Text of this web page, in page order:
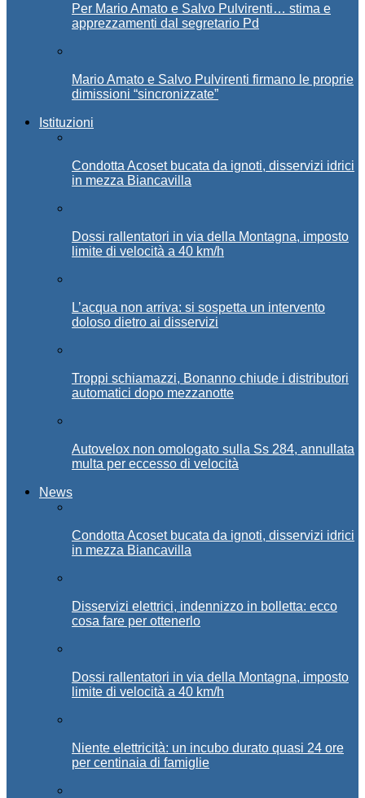
Per Mario Amato e Salvo Pulvirenti… stima e
apprezzamenti dal segretario Pd
Mario Amato e Salvo Pulvirenti firmano le proprie
dimissioni “sincronizzate”
Istituzioni
Condotta Acoset bucata da ignoti, disservizi idrici
in mezza Biancavilla
Dossi rallentatori in via della Montagna, imposto
limite di velocità a 40 km/h
L’acqua non arriva: si sospetta un intervento
doloso dietro ai disservizi
Troppi schiamazzi, Bonanno chiude i distributori
automatici dopo mezzanotte
Autovelox non omologato sulla Ss 284, annullata
multa per eccesso di velocità
News
Condotta Acoset bucata da ignoti, disservizi idrici
in mezza Biancavilla
Disservizi elettrici, indennizzo in bolletta: ecco
cosa fare per ottenerlo
Dossi rallentatori in via della Montagna, imposto
limite di velocità a 40 km/h
Niente elettricità: un incubo durato quasi 24 ore
per centinaia di famiglie